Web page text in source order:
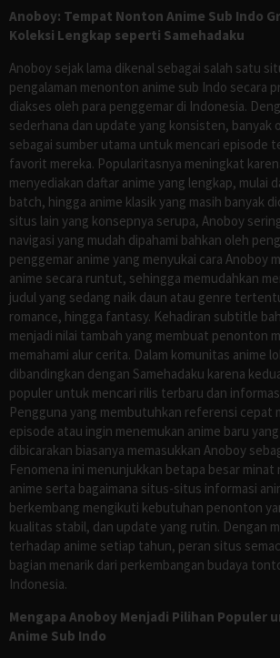
Anoboy: Tempat Nonton Anime Sub Indo
Koleksi Lengkap seperti Samehadaku
Anoboy sejak lama dikenal sebagai salah satu
pengalaman menonton anime sub Indo secara
diakses oleh para penggemar di Indonesia.
sederhana dan update yang konsisten, banyak
sebagai sumber utama untuk mencari episode
favorit mereka. Popularitasnya meningkat
menyediakan daftar anime yang lengkap, mulai
batch, hingga anime klasik yang masih banyak
situs lain yang konsepnya serupa, Anoboy
navigasi yang mudah dipahami bahkan oleh
penggemar anime yang menyukai cara Anoboy
anime secara runtut, sehingga memudahkan
judul yang sedang naik daun atau genre
romance, hingga fantasy. Kehadiran subtitle
menjadi nilai tambah yang membuat penonton
memahami alur cerita. Dalam komunitas anime
dibandingkan dengan Samehadaku karena
populer untuk mencari rilis terbaru dan
Pengguna yang membutuhkan referensi cepat
episode atau ingin menemukan anime baru
dibicarakan biasanya memasukkan Anoboy
Fenomena ini menunjukkan betapa besar
anime serta bagaimana situs-situs informasi
berkembang mengikuti kebutuhan penonton
kualitas stabil, dan update yang rutin. Dengan
terhadap anime setiap tahun, peran situs
bagian menarik dari perkembangan budaya
Indonesia.
Mengapa Anoboy Menjadi Pilihan Populer
Anime Sub Indo